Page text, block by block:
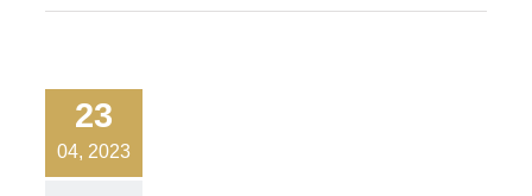
23
04, 2023